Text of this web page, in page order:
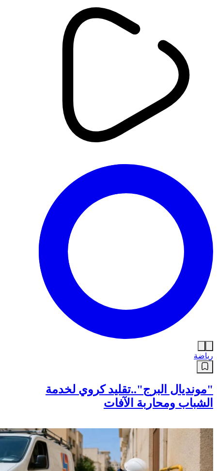
رياضة
"مونديال البرج"..تقليد كروي لخدمة
الشباب ومحاربة الآفات